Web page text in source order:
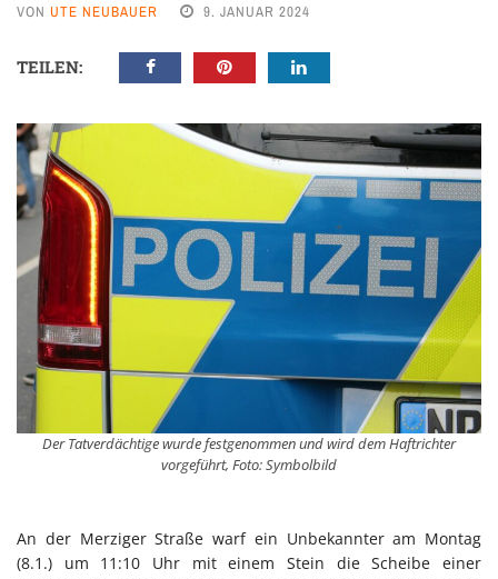
VON UTE NEUBAUER 9. JANUAR 2024
TEILEN:
Der Tatverdächtige wurde festgenommen und wird dem Haftrichter
vorgeführt, Foto: Symbolbild
An der Merziger Straße warf ein Unbekannter am Montag
(8.1.) um 11:10 Uhr mit einem Stein die Scheibe einer